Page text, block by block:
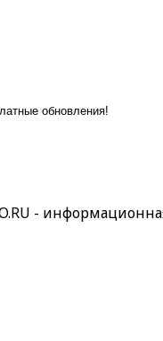
обновления!
-